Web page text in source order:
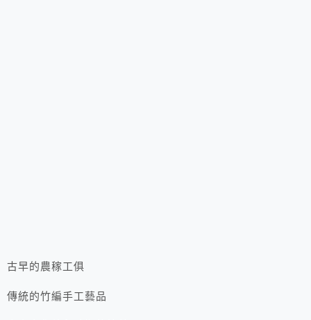
古早的農稼工俱
傳統的竹編手工藝品